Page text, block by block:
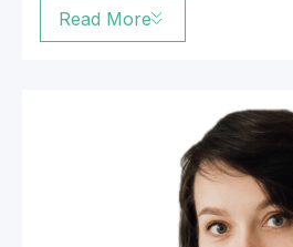
Read More